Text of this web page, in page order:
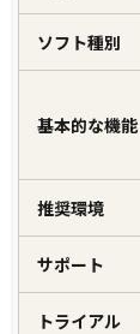
ソフト種別
基本的な機能
推奨環境
サポート
トライアル